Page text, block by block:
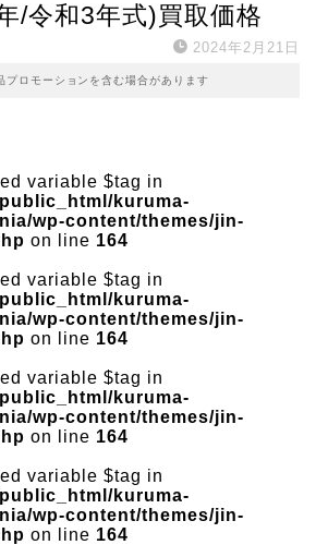
/令和3年式)買取価格
2024年2月21日
プロモーションを含む場合があります
variable $tag in
kuruma-
wp-content/themes/jin-
on line 164
variable $tag in
kuruma-
wp-content/themes/jin-
on line 164
variable $tag in
kuruma-
wp-content/themes/jin-
on line 164
variable $tag in
kuruma-
wp-content/themes/jin-
on line 164